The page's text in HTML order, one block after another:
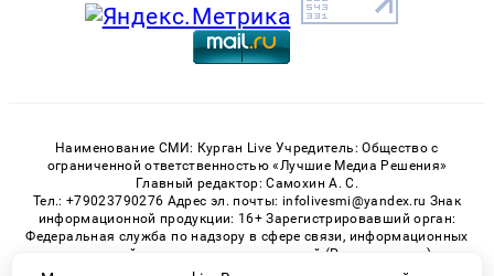
Наименование СМИ: Курган Live Учредитель: Общество с
ограниченной ответственностью «Лучшие Медиа Решения»
Главный редактор: Самохин А. С.
Тел.: +79023790276 Адрес эл. почты: infolivesmi@yandex.ru Знак
информационной продукции: 16+ Зарегистрировавший орган:
Федеральная служба по надзору в сфере связи, информационных
технологий и массовых коммуникаций (Роскомнадзор)
Регистрационный номер СМИ ЭЛ № ФС 77 - 82535 от 21.01.2022